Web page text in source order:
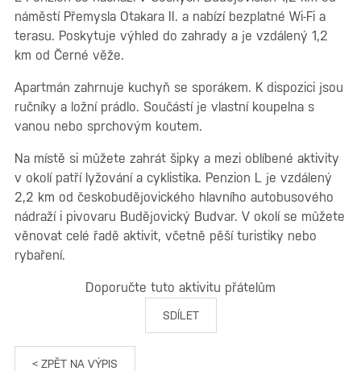
náměstí Přemysla Otakara II. a nabízí bezplatné Wi-Fi a
terasu. Poskytuje výhled do zahrady a je vzdálený 1,2
km od Černé věže.
Apartmán zahrnuje kuchyň se sporákem. K dispozici jsou
ručníky a ložní prádlo. Součástí je vlastní koupelna s
vanou nebo sprchovým koutem.
Na místě si můžete zahrát šipky a mezi oblíbené aktivity
v okolí patří lyžování a cyklistika. Penzion L je vzdálený
2,2 km od českobudějovického hlavního autobusového
nádraží i pivovaru Budějovický Budvar. V okolí se můžete
věnovat celé řadě aktivit, včetně pěší turistiky nebo
rybaření.
Doporučte tuto aktivitu přátelům
SDÍLET
< ZPĚT NA VÝPIS